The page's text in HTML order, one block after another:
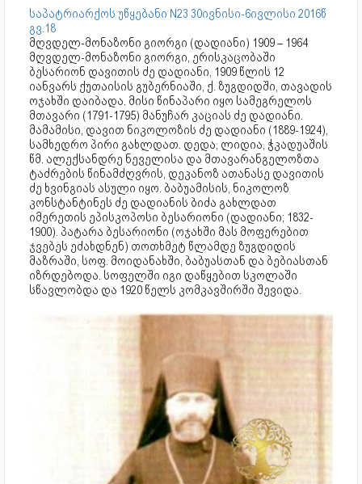
საპატრიარქოს უწყებანი N23 30ივნისი-6ივლისი 2016წ
გვ.18
მღვდელ-მონაზონი გიორგი (დადიანი) 1909 – 1964
მღვდელ-მონაზონი გიორგი, ერისკაცობაში
ბესარიონ დავითის ძე დადიანი, 1909 წლის 12
იანვარს ქუთაისის გუბერნიაში, ქ. ზუგდიდში, თავადის
ოჯახში დაიბადა. მისი წინაპარი იყო სამეგრელოს
მთავარი (1791-1795) მანუჩარ კაციას ძე დადიანი.
მამამისი, დავით ნიკოლოზის ძე დადიანი (1889-1924),
სამხედრო პირი გახლდათ. დედა, ლიდია, ჭკადუაშის
წმ. ალექსანდრე ნეველისა და მთავარანგელოზთა
ტაძრების წინამძღვრის, დეკანოზ ათანასე დავითის
ძე ხვინგიას ასული იყო. ბაბუამისის, ნიკოლოზ
კონსტანტინეს ძე დადიანის ბიძა გახლდათ
იმერეთის ეპისკოპოსი ბესარიონი (დადიანი; 1832-
1900). პატარა ბესარიონი (ოჯახში მას მოფერებით
ჯვებეს ეძახდნენ) თოთხმეტ წლამდე ზუგდიდის
მაზრაში, სოფ. მოიდანახში, ბაბუასთან და ბებიასთან
იზრდებოდა. სოფელში იგი დაწყებით სკოლაში
სწავლობდა და 1920 წელს კომკავშირში შევიდა.